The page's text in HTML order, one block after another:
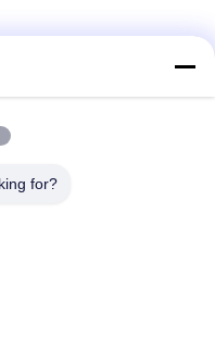
Substrate วัสดุ BT 4L
for?